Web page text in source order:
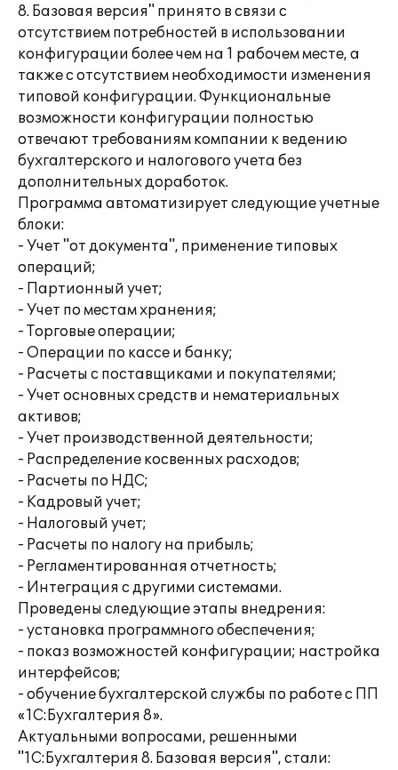
8. Базовая версия" принято в связи с
отсутствием потребностей в использовании
конфигурации более чем на 1 рабочем месте, а
также с отсутствием необходимости изменения
типовой конфигурации. Функциональные
возможности конфигурации полностью
отвечают требованиям компании к ведению
бухгалтерского и налогового учета без
дополнительных доработок.
Программа автоматизирует следующие учетные
блоки:
- Учет "от документа", применение типовых
операций;
- Партионный учет;
- Учет по местам хранения;
- Торговые операции;
- Операции по кассе и банку;
- Расчеты с поставщиками и покупателями;
- Учет основных средств и нематериальных
активов;
- Учет производственной деятельности;
- Распределение косвенных расходов;
- Расчеты по НДС;
- Кадровый учет;
- Налоговый учет;
- Расчеты по налогу на прибыль;
- Регламентированная отчетность;
- Интеграция с другими системами.
Проведены следующие этапы внедрения:
- установка программного обеспечения;
- показ возможностей конфигурации; настройка
интерфейсов;
- обучение бухгалтерской службы по работе с ПП
«1С:Бухгалтерия 8».
Актуальными вопросами, решенными
"1С:Бухгалтерия 8. Базовая версия", стали: